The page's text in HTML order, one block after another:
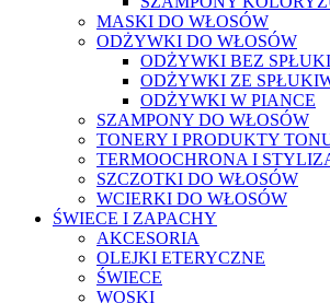
MASKI DO WŁOSÓW
ODŻYWKI DO WŁOSÓW
ODŻYWKI BEZ
ODŻYWKI ZE
ODŻYWKI W PIANCE
SZAMPONY DO WŁOSÓW
TONERY I PRODUKTY
TERMOOCHRONA I
SZCZOTKI DO WŁOSÓW
WCIERKI DO WŁOSÓW
ŚWIECE I ZAPACHY
AKCESORIA
OLEJKI ETERYCZNE
ŚWIECE
WOSKI